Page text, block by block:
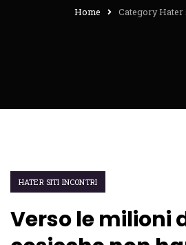
Home Category
HATER SITI INCONTRI
Verso le milioni